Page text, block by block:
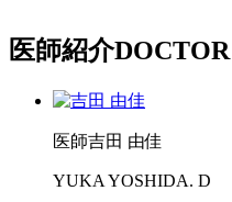
医師紹介DOCTOR
医師吉田 由佳
YUKA YOSHIDA. D